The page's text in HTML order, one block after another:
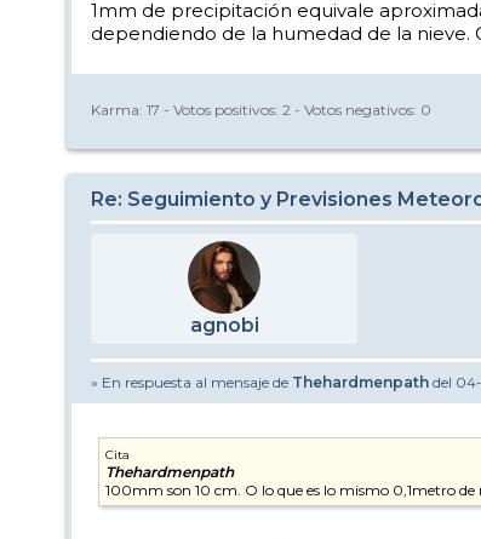
1mm de precipitación equivale
dependiendo de la humedad de la
Karma: 17 - Votos positivos: 2 - Votos negativos: 0
Re: Seguimiento y Previsiones
agnobi
» En respuesta al mensaje de Thehardmenpath del
Cita
Thehardmenpath
100mm son 10 cm. O lo que es lo mismo 0,1metro